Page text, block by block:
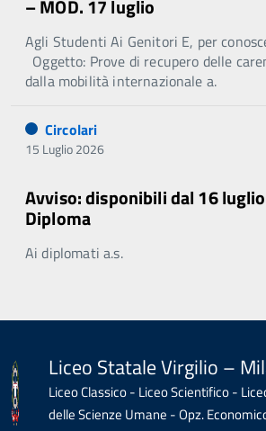
– MOD. 17 luglio
Agli Studenti Ai Genitori E, per
Oggetto: Prove di recupero delle
dalla mobilità internazionale a.
Circolari
15 Luglio 2026
Avviso: disponibili dal 16
Diploma
Ai diplomati a.s.
Liceo Statale Virgilio –
Liceo Classico - Liceo Scientifico -
delle Scienze Umane - Opz.